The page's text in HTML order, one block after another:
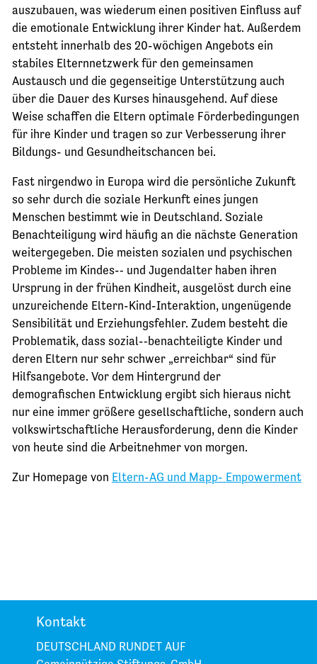
auszubauen, was wiederum einen positiven Einfluss auf
die emotionale Entwicklung ihrer Kinder hat. Außerdem
entsteht innerhalb des 20-wöchigen Angebots ein
stabiles Elternnetzwerk für den gemeinsamen
Austausch und die gegenseitige Unterstützung auch
über die Dauer des Kurses hinausgehend. Auf diese
Weise schaffen die Eltern optimale Förderbedingungen
für ihre Kinder und tragen so zur Verbesserung ihrer
Bildungs- und Gesundheitschancen bei.
Fast nirgendwo in Europa wird die persönliche Zukunft
so sehr durch die soziale Herkunft eines jungen
Menschen bestimmt wie in Deutschland. Soziale
Benachteiligung wird häufig an die nächste Generation
weitergegeben. Die meisten sozialen und psychischen
Probleme im Kindes-­‐ und Jugendalter haben ihren
Ursprung in der frühen Kindheit, ausgelöst durch eine
unzureichende Eltern-­Kind-­Interaktion, ungenügende
Sensibilität und Erziehungsfehler. Zudem besteht die
Problematik, dass sozial-­‐benachteiligte Kinder und
deren Eltern nur sehr schwer „erreichbar“ sind für
Hilfsangebote. Vor dem Hintergrund der
demografischen Entwicklung ergibt sich hieraus nicht
nur eine immer größere gesellschaftliche, sondern auch
volkswirtschaftliche Herausforderung, denn die Kinder
von heute sind die Arbeitnehmer von morgen.
Zur Homepage von Eltern-AG und Mapp- Empowerment
Kontakt
DEUTSCHLAND RUNDET AUF